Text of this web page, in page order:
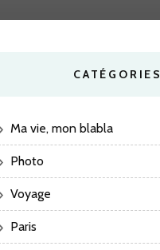
CATÉGORIES
Ma vie, mon blabla
Photo
Voyage
Paris